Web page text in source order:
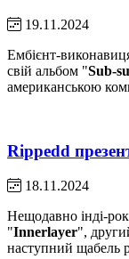
19.11.2024
Ембієнт-
свій альбом "Sub-
американською
Rippedd
18.11.2024
Нещодавно інді-
"Innerlayer",
наступний щабель